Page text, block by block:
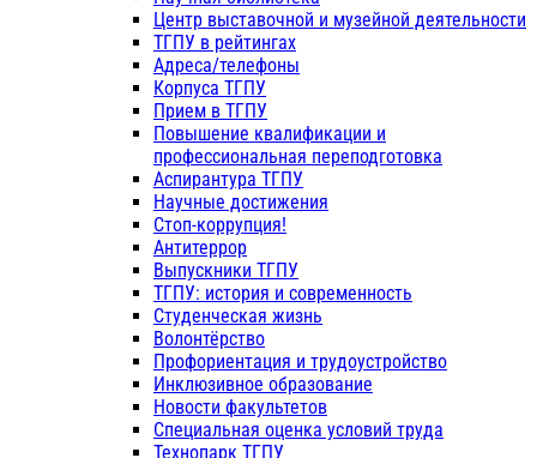
Центр выставочной и музейной деятельности
ТГПУ в рейтингах
Адреса/телефоны
Корпуса ТГПУ
Прием в ТГПУ
Повышение квалификации и
профессиональная переподготовка
Аспирантура ТГПУ
Научные достижения
Стоп-коррупция!
Антитеррор
Выпускники ТГПУ
ТГПУ: история и современность
Студенческая жизнь
Волонтёрство
Профориентация и трудоустройство
Инклюзивное образование
Новости факультетов
Специальная оценка условий труда
Технопарк ТГПУ